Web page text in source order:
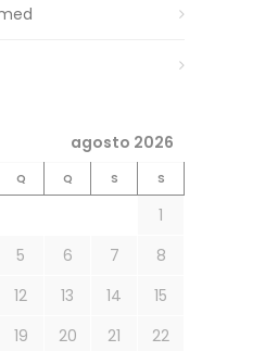
agosto 2026
Q Q S S
1
5 6 7
8
12 13 14
15
19 20 21
22